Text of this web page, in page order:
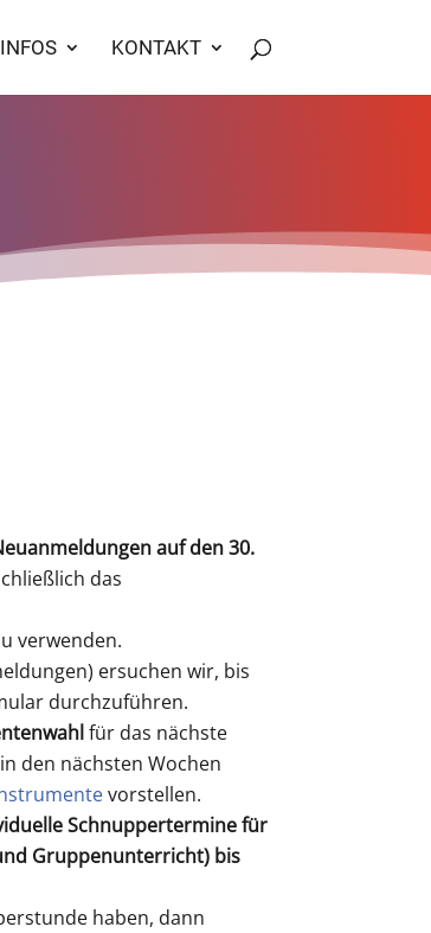
INFOS KONTAKT
auf den 30.
das
verwenden.
ersuchen wir, bis
durchzuführen.
für das nächste
den nächsten Wochen
vorstellen.
Schnuppertermine für
Gruppenunterricht) bis
haben, dann